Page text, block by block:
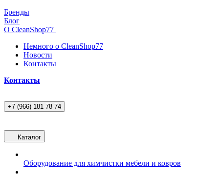
Бренды
Блог
О CleanShop77
Немного о CleanShop77
Новости
Контакты
Контакты
+7 (966) 181-78-74
Каталог
Оборудование для химчистки мебели и ковров